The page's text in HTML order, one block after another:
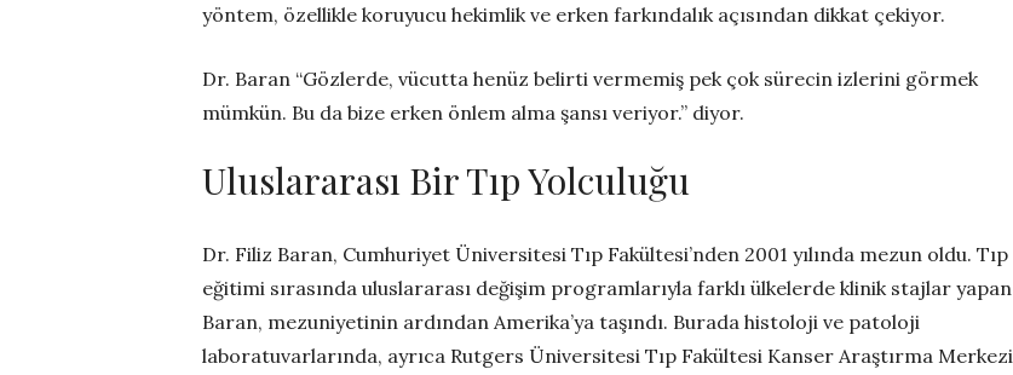
yöntem, özellikle koruyucu hekimlik ve erken farkındalık açısından dikkat çekiyor.
Dr. Baran “Gözlerde, vücutta henüz belirti vermemiş pek çok sürecin izlerini görmek
mümkün. Bu da bize erken önlem alma şansı veriyor.” diyor.
Uluslararası Bir Tıp Yolculuğu
Dr. Filiz Baran, Cumhuriyet Üniversitesi Tıp Fakültesi’nden 2001 yılında mezun oldu. Tıp
eğitimi sırasında uluslararası değişim programlarıyla farklı ülkelerde klinik stajlar yapan
Baran, mezuniyetinin ardından Amerika’ya taşındı. Burada histoloji ve patoloji
laboratuvarlarında, ayrıca Rutgers Üniversitesi Tıp Fakültesi Kanser Araştırma Merkezi